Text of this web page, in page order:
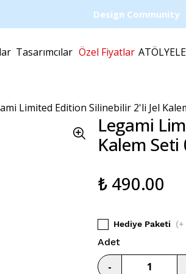
Design Community
Tasarımcılar Özel Fiyatlar
Limited Edition Silinebilir 2'li Jel
Legami
Kalem
₺ 490.00
Hediye Paketi (
Adet
-